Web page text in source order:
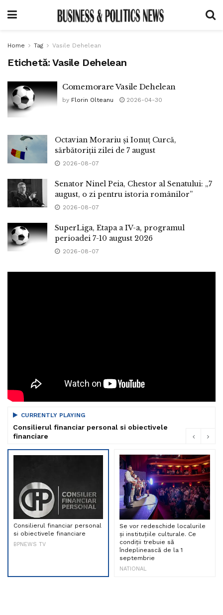
Home Tag Vasile Dehelean
Etichetă: Vasile Dehelean
Comemorare Vasile Dehelean
by Florin Olteanu 2026-04-30
Octavian Morariu și Ionuț Curcă,
sărbătoriții zilei de 7 august
2026-08-07
Senator Ninel Peia, Chestor al Senatului: „7
august, o zi pentru istoria românilor”
2026-08-07
SuperLiga, Etapa a IV-a, programul
perioadei 7-10 august 2026
2026-08-07
CURRENTLY PLAYING
Consilierul financiar personal si obiectivele
financiare
Consilierul financiar personal
si obiectivele financiare
BPNEWS TV
Se vor redeschide localurile
și instituțiile culturale. Ce
condiții trebuie să
îndeplinească de la 1
septembrie
NATIONAL